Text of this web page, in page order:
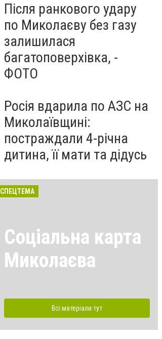
Після ранкового удару
по Миколаєву без газу
залишилася
багатоповерхівка, -
ФОТО
Росія вдарила по АЗС на
Миколаївщині:
постраждали 4-річна
дитина, її мати та дідусь
СПЕЦТЕМА
Соціальна карта
Миколаєва
Всі матеріали тут